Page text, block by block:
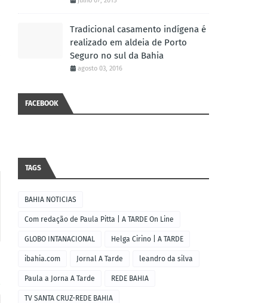
Tradicional casamento indígena é
realizado em aldeia de Porto
Seguro no sul da Bahia
agosto 03, 2016
FACEBOOK
TAGS
BAHIA NOTICIAS
Com redação de Paula Pitta | A TARDE On Line
GLOBO INTANACIONAL Helga Cirino | A TARDE
ibahia.com Jornal A Tarde leandro da silva
Paula a Jorna A Tarde REDE BAHIA
TV SANTA CRUZ-REDE BAHIA